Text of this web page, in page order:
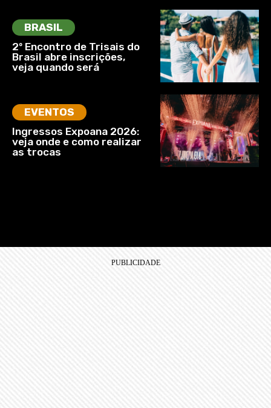
BRASIL
2º Encontro de Trisais do
Brasil abre inscrições,
veja quando será
EVENTOS
Ingressos Expoana 2026:
veja onde e como realizar
as trocas